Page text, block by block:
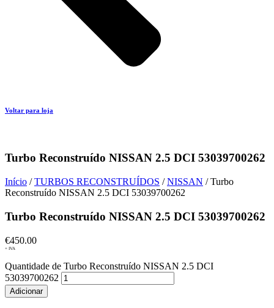
Voltar para loja
Turbo Reconstruído NISSAN 2.5 DCI 53039700262
Início /TURBOS RECONSTRUÍDOS /NISSAN / Turbo
Reconstruído NISSAN 2.5 DCI 53039700262
Turbo Reconstruído NISSAN 2.5 DCI 53039700262
€450.00
+ IVA
Quantidade de Turbo Reconstruído NISSAN 2.5 DCI
53039700262
Adicionar